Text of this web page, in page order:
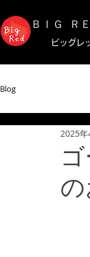
ＢＩＧ Ｒ
ビッグレ
Blog
2025